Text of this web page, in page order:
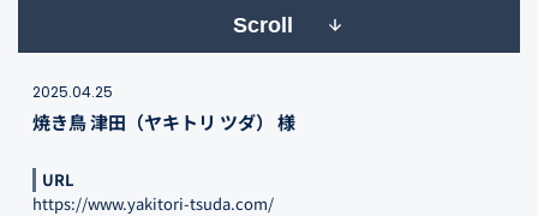
Scroll
2025.04.25
焼き鳥 津田（ヤキトリ ツダ） 様
URL
https://www.yakitori-tsuda.com/